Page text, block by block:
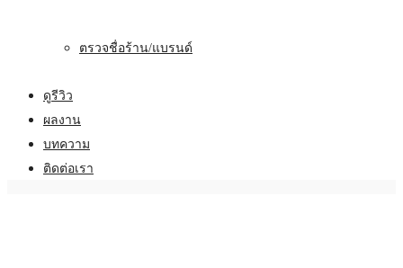
ตรวจชื่อร้าน/แบรนด์
ดูรีวิว
ผลงาน
บทความ
ติดต่อเรา